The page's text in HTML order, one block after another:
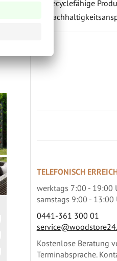
absteigender
Richtung
Recyclefähige
Jetzt Terrassenbilder
TELEFONISCH
werktags 7:00 - 19:00
samstags 9:00 - 13:00
0441-361 300 01
Kostenlose Beratung
Terminabsprache.